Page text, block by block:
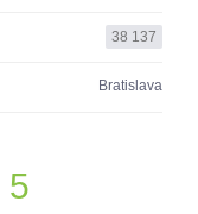
38 137
Bratislava
5